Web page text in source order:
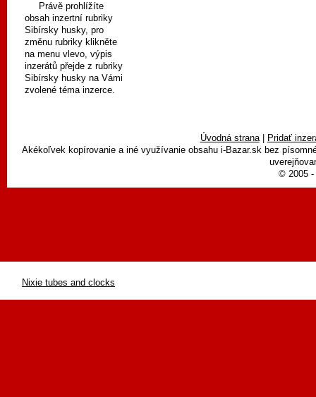
Právě prohlížíte
obsah inzertní rubriky
Sibírsky husky, pro
změnu rubriky klikněte
na menu vlevo, výpis
inzerátů přejde z rubriky
Sibírsky husky na Vámi
zvolené téma inzerce.
Úvodná strana|
Pridať
Akékoľvek kopírovanie a iné využívanie obsahu i-Bazar.sk bez
© 2005 -
Nixie tubes and clocks